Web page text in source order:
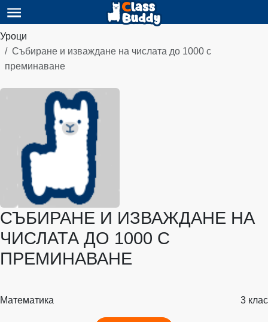
Уроци
Събиране и изваждане на числата до 1000 с
преминаване
СЪБИРАНЕ И ИЗВАЖДАНЕ НА
ЧИСЛАТА ДО 1000 С
ПРЕМИНАВАНЕ
Математика 3 клас